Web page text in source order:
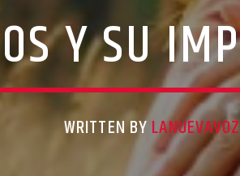
Y SU
WRITTEN BYLANUEVAVOZ